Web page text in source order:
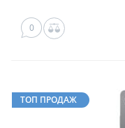
0
ТОП ПРОДАЖ